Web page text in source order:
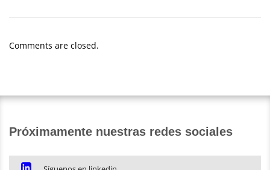
Comments are closed.
Próximamente nuestras redes sociales